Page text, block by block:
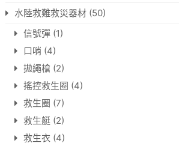
水陸救難救災器材 (50)
信號彈 (1)
口哨 (4)
拋繩槍 (2)
搖控救生圈 (4)
救生圈 (7)
救生艇 (2)
救生衣 (4)